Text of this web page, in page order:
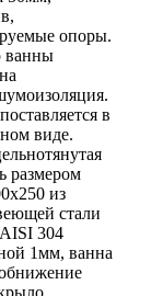
опоры.
ванны
в
виде.
размером
из
стали
304
1мм, ванна